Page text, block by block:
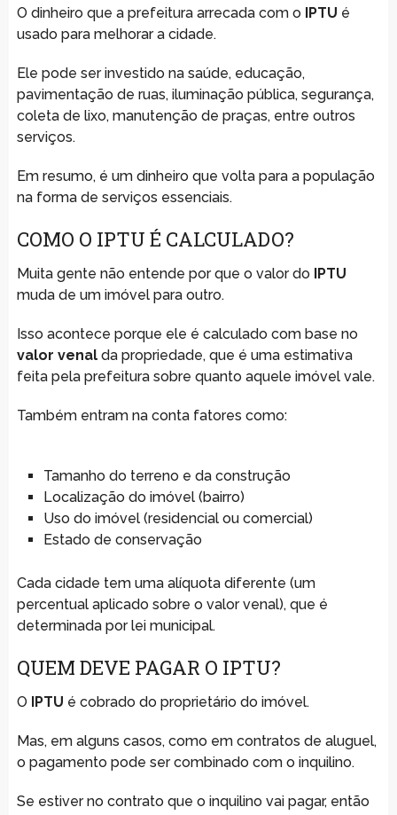
O dinheiro que a prefeitura arrecada com o IPTU é
usado para melhorar a cidade.
Ele pode ser investido na saúde, educação,
pavimentação de ruas, iluminação pública, segurança,
coleta de lixo, manutenção de praças, entre outros
serviços.
Em resumo, é um dinheiro que volta para a população
na forma de serviços essenciais.
COMO O IPTU É CALCULADO?
Muita gente não entende por que o valor do IPTU
muda de um imóvel para outro.
Isso acontece porque ele é calculado com base no
valor venalda propriedade, que é uma estimativa
feita pela prefeitura sobre quanto aquele imóvel vale.
Também entram na conta fatores como:
Tamanho do terreno e da construção
Localização do imóvel (bairro)
Uso do imóvel (residencial ou comercial)
Estado de conservação
Cada cidade tem uma alíquota diferente (um
percentual aplicado sobre o valor venal), que é
determinada por lei municipal.
QUEM DEVE PAGAR O IPTU?
O IPTU é cobrado do proprietário do imóvel.
Mas, em alguns casos, como em contratos de aluguel,
o pagamento pode ser combinado com o inquilino.
Se estiver no contrato que o inquilino vai pagar, então